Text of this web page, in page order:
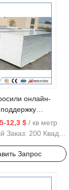
онлайн-
пенопластовых
12,3 $ / кв метр
Заказ: 200 Квадратные Метры
Запрос